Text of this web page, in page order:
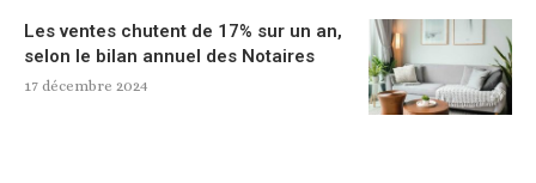
Les ventes chutent de 17% sur un an,
selon le bilan annuel des Notaires
17 décembre 2024